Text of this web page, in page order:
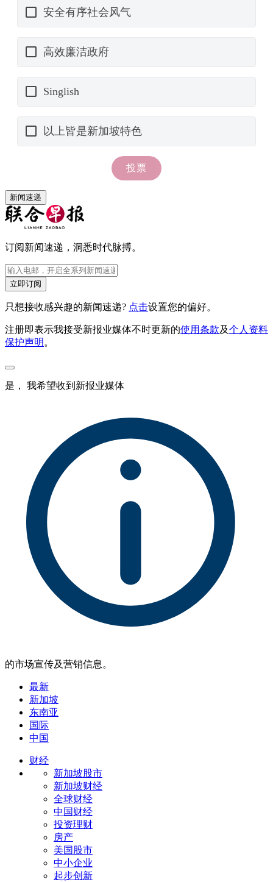
新闻速递
订阅新闻速递，洞悉时代脉搏。
立即订阅
只想接收感兴趣的新闻速递? 点击设置您的偏好。
注册即表示我接受新报业媒体不时更新的使用条款及个人资料
保护声明 。
是， 我希望收到新报业媒体
的市场宣传及营销信息。
最新
新加坡
东南亚
国际
中国
财经
新加坡股市
新加坡财经
全球财经
中国财经
投资理财
房产
美国股市
中小企业
起步创新